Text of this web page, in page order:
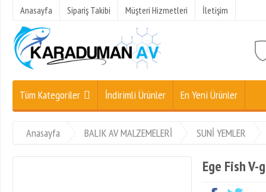
Anasayfa Sipariş Takibi Müşteri Hizmetleri İletişim
Tüm Kategoriler İndirimli Ürünler En Yeni Ürünler
Anasayfa BALIK AV MALZEMELERİ SUNİ YEMLER
Ege Fish V-